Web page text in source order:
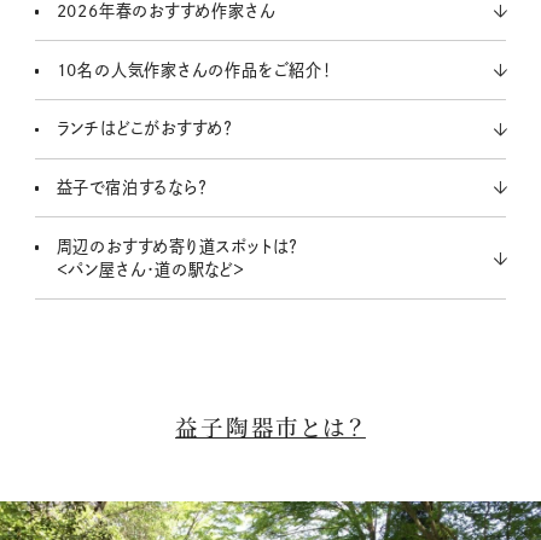
2026年春のおすすめ作家さん
10名の人気作家さんの作品をご紹介！
ランチはどこがおすすめ？
益子で宿泊するなら？
周辺のおすすめ寄り道スポットは？
＜パン屋さん・道の駅など＞
益子陶器市とは？